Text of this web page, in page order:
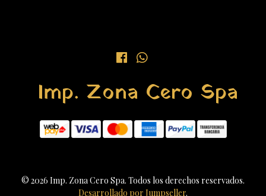
Imp. Zona Cero Spa
© 2026 Imp. Zona Cero Spa. Todos los derechos reservados.
Desarrollado por Jumpseller.